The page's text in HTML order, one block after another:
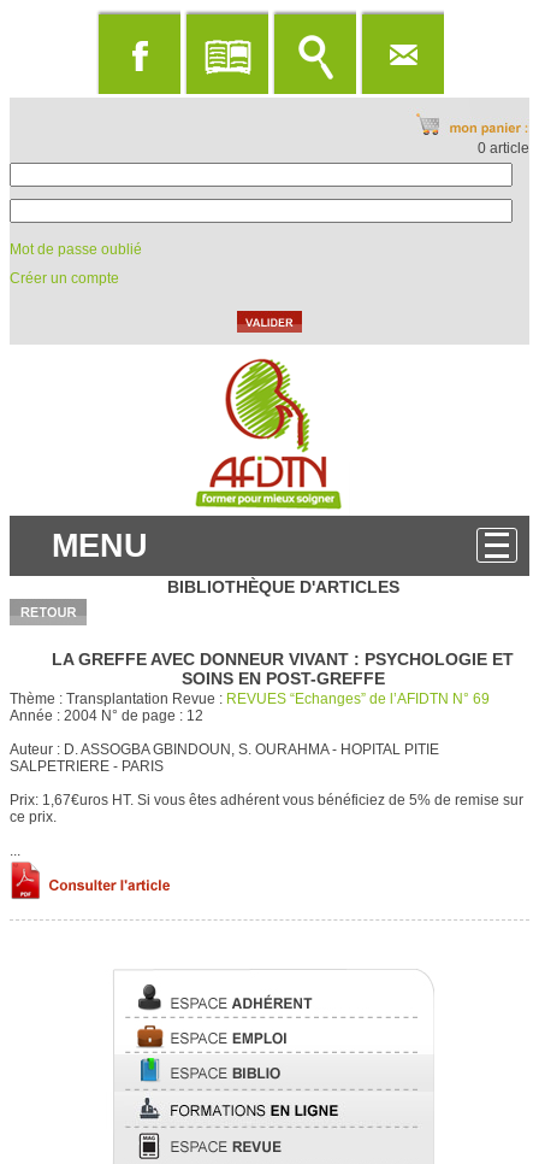
0 article
Mot de passe oublié
Créer un compte
MENU
BIBLIOTHÈQUE D'ARTICLES
LA GREFFE AVEC DONNEUR VIVANT : PSYCHOLOGIE ET
SOINS EN POST-GREFFE
Thème : Transplantation Revue : REVUES “Echanges” de l’AFIDTN N° 69
Année : 2004 N° de page : 12
Auteur : D. ASSOGBA GBINDOUN, S. OURAHMA - HOPITAL PITIE
SALPETRIERE - PARIS
Prix: 1,67€uros HT. Si vous êtes adhérent vous bénéficiez de 5% de remise sur
ce prix.
...